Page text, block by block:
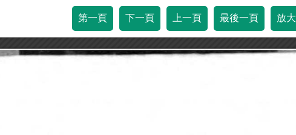
第一頁 下一頁 上一頁 最後一頁 放大